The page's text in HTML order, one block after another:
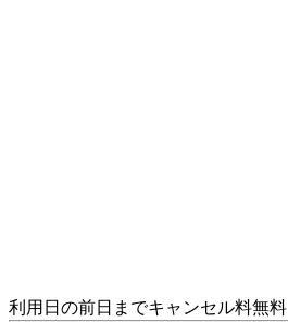
利用日の前日までキャンセル料無料